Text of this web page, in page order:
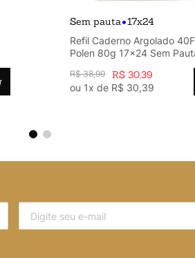
Sem pauta•17x24
Refil Caderno Argolado
Polen 80g 17x24 Sem
R$ 38,99 R$ 30,39
ou 1x de R$ 30,39